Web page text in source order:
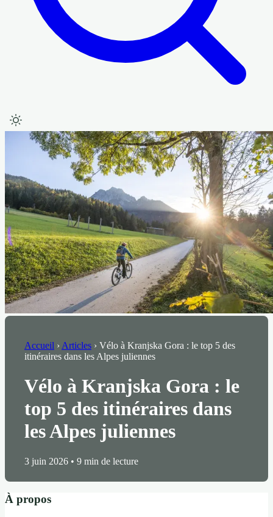
Accueil › Articles › Vélo à Kranjska Gora : le top 5 des
itinéraires dans les Alpes juliennes
Vélo à Kranjska Gora : le
top 5 des itinéraires dans
les Alpes juliennes
3 juin 2026 • 9 min de lecture
À propos